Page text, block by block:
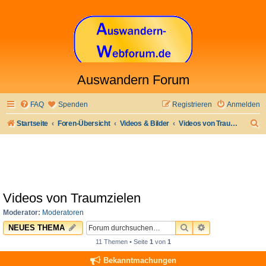
Auswandern Forum
FAQ Spenden Anmelden
Registrieren
Startseite Foren-Übersicht Videos & Bilder Videos von Traumzielen
Videos von Traumzielen
Moderator: Moderatoren
NEUES THEMA SUCHEERWEITERTE
11 Themen • Seite 1von 1
Bekanntmachungen